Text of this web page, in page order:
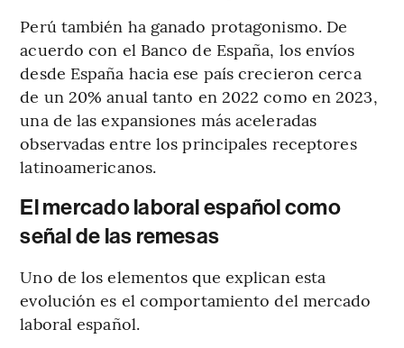
Perú también ha ganado protagonismo. De
acuerdo con el Banco de España, los envíos
desde España hacia ese país crecieron cerca
de un 20% anual tanto en 2022 como en 2023,
una de las expansiones más aceleradas
observadas entre los principales receptores
latinoamericanos.
El mercado laboral español como
señal de las remesas
Uno de los elementos que explican esta
evolución es el comportamiento del mercado
laboral español.